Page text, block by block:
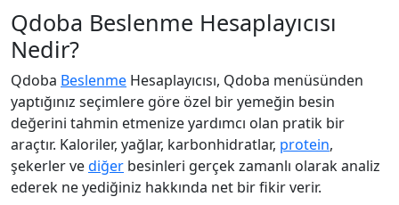
Qdoba Beslenme Hesaplayıcısı
Nedir?
Qdoba Beslenme Hesaplayıcısı, Qdoba menüsünden
yaptığınız seçimlere göre özel bir yemeğin besin
değerini tahmin etmenize yardımcı olan pratik bir
araçtır. Kaloriler, yağlar, karbonhidratlar, protein,
şekerler vediğer besinleri gerçek zamanlı olarak analiz
ederek ne yediğiniz hakkında net bir fikir verir.